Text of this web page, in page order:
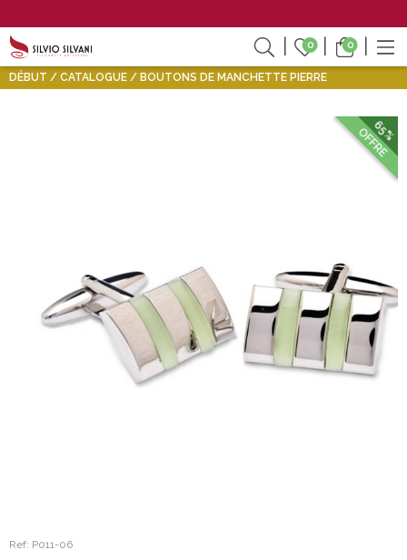
0 0
DÉBUT CATALOGUE BOUTONS DE MANCHETTE PIERRE
65%
OFFRE
Ref: P011-06